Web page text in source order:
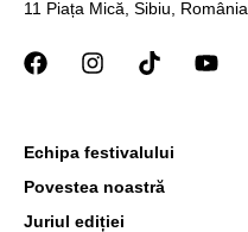
11 Piața Mică, Sibiu, România
Echipa festivalului
Povestea noastră
Juriul ediției